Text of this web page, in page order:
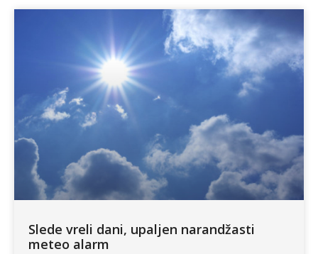
Slede vreli dani, upaljen narandžasti
meteo alarm